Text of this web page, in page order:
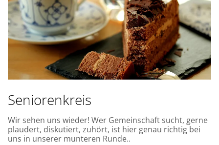
Seniorenkreis
Wir sehen uns wieder! Wer Gemeinschaft sucht, gerne
plaudert, diskutiert, zuhört, ist hier genau richtig bei
uns in unserer munteren Runde..